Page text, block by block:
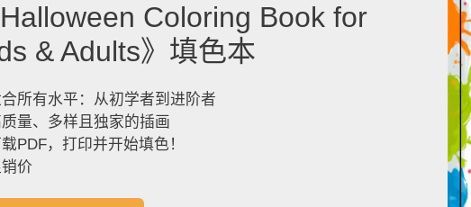
Halloween Coloring Book for
& Adults》填色本
所有水平：从初学者到进阶者
量、多样且独家的插画
PDF，打印并开始填色！
价